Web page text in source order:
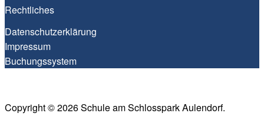
Recht­li­ches
Daten­schutz­er­klä­rung
Impres­sum
Buchungs­sys­tem
Copyright © 2026 Schule am Schlosspark Aulendorf.